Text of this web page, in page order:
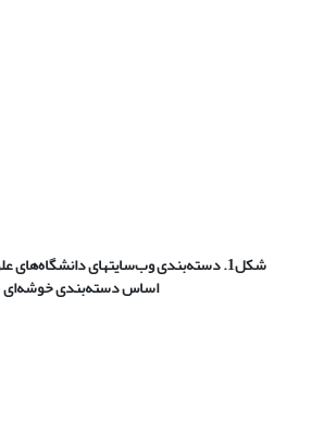
شکل1. دسته‌بندی وب‌سایتهای دانشگاه‌های
اساس دسته‌بندی خوشه‌ای